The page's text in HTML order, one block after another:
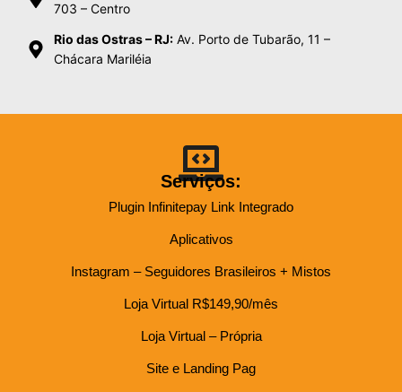
703 – Centro
Rio das Ostras – RJ: Av. Porto de Tubarão, 11 –
Chácara Mariléia
Serviços:
Plugin Infinitepay Link Integrado
Aplicativos
Instagram – Seguidores Brasileiros + Mistos
Loja Virtual R$149,90/mês
Loja Virtual – Própria
Site e Landing Pag